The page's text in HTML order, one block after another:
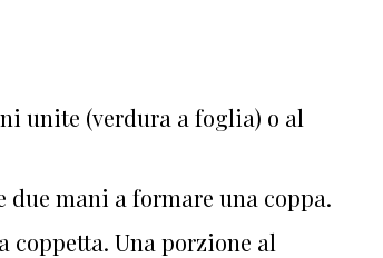
unite (verdura a foglia) o al
mani a formare una coppa.
coppetta. Una porzione al